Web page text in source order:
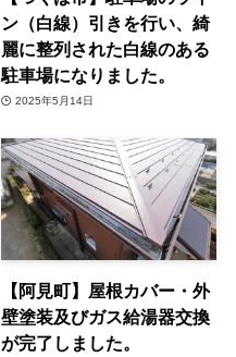
ン（白線）引きを行い、綺
麗に整列された白線のある
駐車場になりました。
2025年5月14日
【阿見町】屋根カバー・外
壁塗装及びガス給湯器交換
が完了しました。